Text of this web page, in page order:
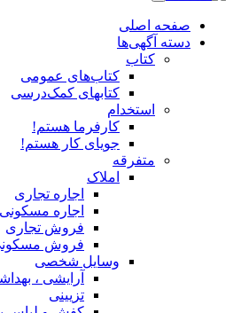
صفحه اصلی
دسته آگهی‌ها
کتاب
کتاب‌های عمومی
کتابهای کمک‌درسی
استخدام
کارفرما هستم!
جویای کار هستم!
متفرقه
املاک
اجاره تجاری
اجاره مسکونی
فروش تجاری
فروش
وسایل شخصی
آرایشی ،
تزیینی